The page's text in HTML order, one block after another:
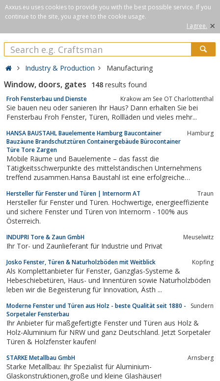
Axxus.eu uses cookies to provide you with the best possible service. If you
continue to the site, you agree to the cookie usage.
I agree. ×
Industry & Production Manufacturing
Window, doors, gates 148 results found
Froh Fensterbau und Dienste Krakow am See OT Charlottenthal
Sie bauen neu oder sanieren Ihr Haus? Dann erhalten Sie bei
Fensterbau Froh Fenster, Türen, Rollläden und vieles mehr...
HANSA BAUSTAHL Bauelemente Hamburg Baucontainer
Bauzäune Brandschutztüren Containergebäude Bürocontainer
Türe Tore Zargen
Hamburg
Mobile Räume und Bauelemente – das fasst die
Tätigkeitsschwerpunkte des mittelständischen Unternehmens
treffend zusammen.Hansa Baustahl ist eine erfolgreiche
vom Baucontainer über den Bürocontainer und Wohncontainer
bis hin zum Sanitärcontainer reicht.Bauelemente aus...
Hersteller für Fenster und Türen | Internorm AT Traun
Hersteller für Fenster und Türen. Hochwertige, energieeffiziente
und sichere Fenster und Türen von Internorm - 100% aus
Österreich.
INDUPRI Tore & Zaun GmbH Meuselwitz
Ihr Tor- und Zaunlieferant für Industrie und Privat
Josko Fenster, Türen & Naturholzböden mit Weitblick Kopfing
Als Komplettanbieter für Fenster, Ganzglas-Systeme &
Hebeschiebetüren, Haus- und Innentüren sowie Naturholzböden
leben wir die Begeisterung für Innovation, Ästh ...
Moderne Fenster und Türen aus Holz - beste Qualität seit 1880 -
Sorpetaler Fensterbau
Sundern
Ihr Anbieter für maßgefertigte Fenster und Türen aus Holz &
Holz-Aluminium für NRW und ganz Deutschland. Jetzt Sorpetaler
Türen & Holzfenster kaufen!
STARKE Metallbau GmbH Arnsberg
Starke Metallbau: Ihr Spezialist für Aluminium-
Glaskonstruktionen,große und kleine Glashäuser!